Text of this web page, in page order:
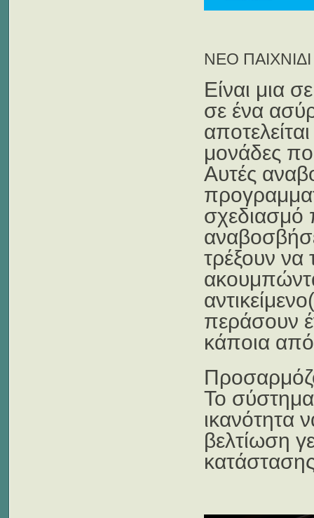
ΝΕΟ ΠΑΙΧΝΙΔΙ
Είναι μια
σε ένα
μονάδες
Αυτές
σχεδιασμό
τρέξουν να
περάσουν
κάποια
Το σύστημα
ικανότητα
βελτίωση